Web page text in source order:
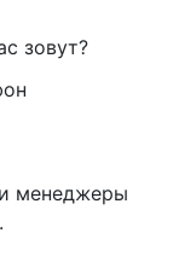
зовут?
менеджеры